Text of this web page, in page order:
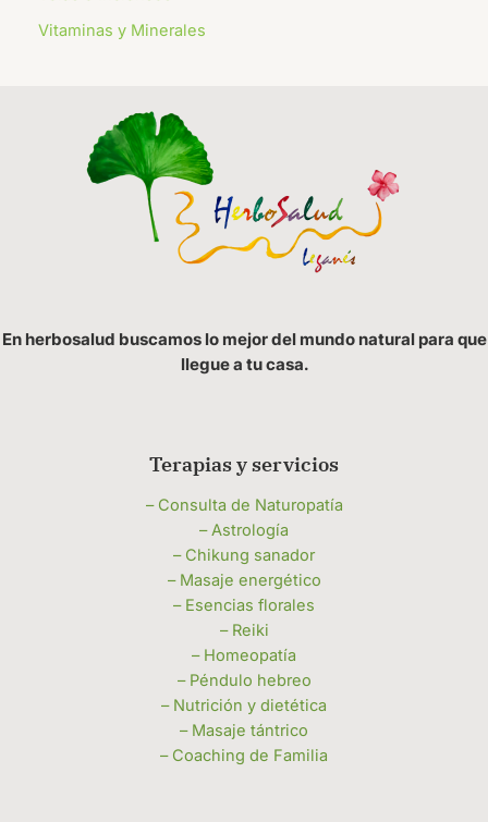
Vitaminas y Minerales
En herbosalud buscamos lo mejor del mundo natural para que
llegue a tu casa.
Terapias y servicios
– Consulta de Naturopatía
– Astrología
– Chikung sanador
– Masaje energético
– Esencias florales
– Reiki
– Homeopatía
– Péndulo hebreo
– Nutrición y dietética
– Masaje tántrico
– Coaching de Familia